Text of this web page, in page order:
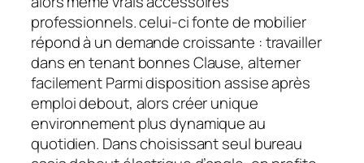
professionnels. celui-ci fonte de mobilier
répond à un demande croissante : travailler
dans en tenant bonnes Clause, alterner
facilement Parmi disposition assise après
emploi debout, alors créer unique
environnement plus dynamique au
quotidien. Dans choisissant seul bureau